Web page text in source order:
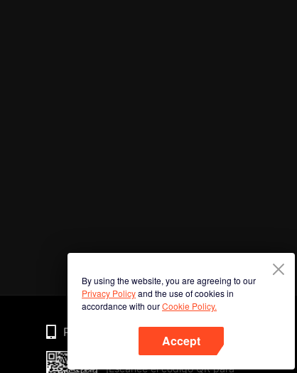
By using the website, you are agreeing to our
Privacy Policyand the use of cookies in
accordance with ourCookie Policy.
Accept
Phone
¡Escanee el código QR para